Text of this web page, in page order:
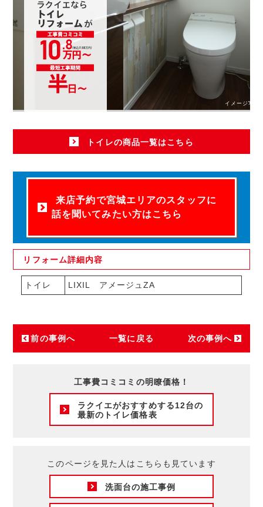
イメージ写真
トイレの商品一覧はこちら
来店予約で宮城エリアのスタッフに
話を聞いてみたい方はこちら
リフォーム詳細内容
トイレ LIXIL アメージュZA
前の事例へ 一覧に戻る 次の事例へ
工事費コミコミの明瞭価格！
ラクイエがおすすめする12台の
最新のトイレ価格表
このページを見た人はこちらも見ています
洗面台の施工事例